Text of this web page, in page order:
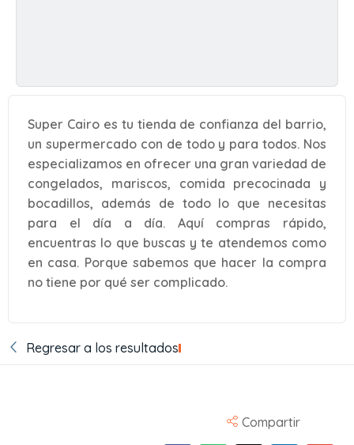
Super Cairo es tu tienda de confianza del barrio,
un supermercado con de todo y para todos. Nos
especializamos en ofrecer una gran variedad de
congelados, mariscos, comida precocinada y
bocadillos, además de todo lo que necesitas
para el día a día. Aquí compras rápido,
encuentras lo que buscas y te atendemos como
en casa. Porque sabemos que hacer la compra
no tiene por qué ser complicado.
Regresar a los resultados
Compartir